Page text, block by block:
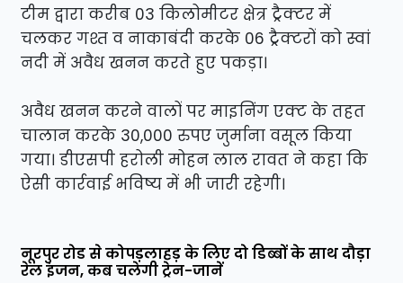
टीम द्वारा करीब 03 किलोमीटर क्षेत्र ट्रैक्टर में
चलकर गश्त व नाकाबंदी करके 06 ट्रैक्टरों को स्वां
नदी में अवैध खनन करते हुए पकड़ा।
अवैध खनन करने वालों पर माइनिंग एक्ट के तहत
चालान करके 30,000 रुपए जुर्माना वसूल किया
गया। डीएसपी हरोली मोहन लाल रावत ने कहा कि
ऐसी कार्रवाई भविष्य में भी जारी रहेगी।
नूरपुर रोड से कोपड़लाहड़ के लिए दो डिब्बों के साथ दौड़ा
रेल इंजन, कब चलेगी ट्रेन-जानें